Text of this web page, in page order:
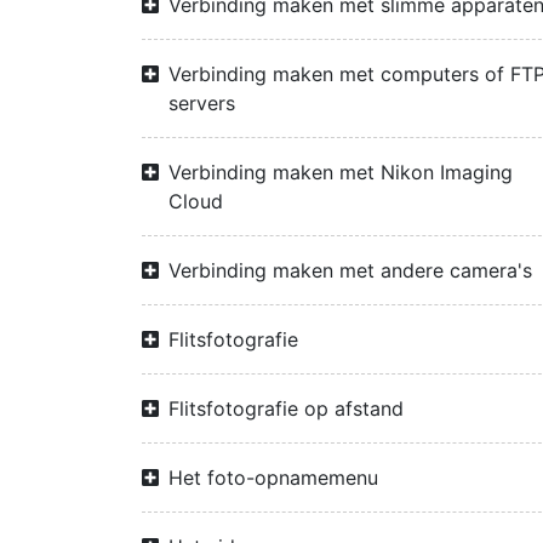
Verbinding maken met slimme apparaten
Verbinding maken met computers of
servers
Verbinding maken met Nikon Imaging
Cloud
Verbinding maken met andere camera's
Flitsfotografie
Flitsfotografie op afstand
Het foto-opnamemenu